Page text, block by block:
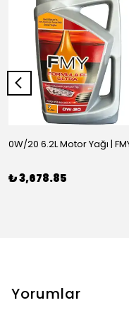
₺ 3,678.85
Yorumlar